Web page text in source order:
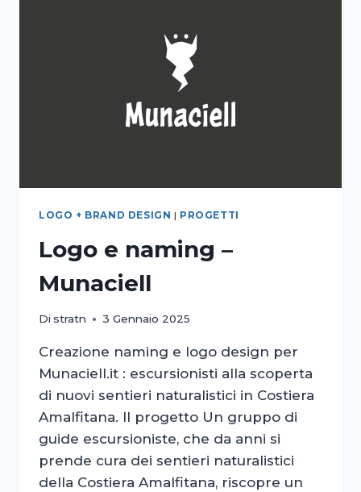
LOGO + BRAND DESIGN | PROGETTI
Logo e naming –
Munaciell
Di stratn 3 Gennaio 2025
Creazione naming e logo design per
Munaciell.it : escursionisti alla scoperta
di nuovi sentieri naturalistici in Costiera
Amalfitana. Il progetto Un gruppo di
guide escursioniste, che da anni si
prende cura dei sentieri naturalistici
della Costiera Amalfitana, riscopre un